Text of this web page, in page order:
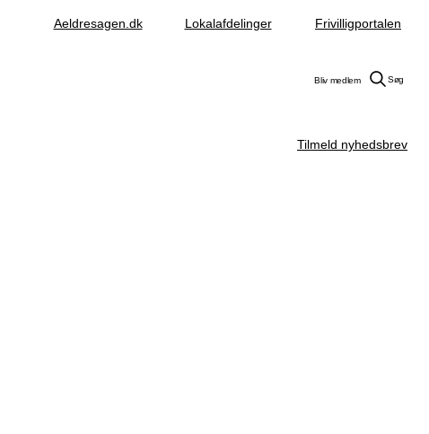
Aeldresagen.dk Lokalafdelinger Frivilligportalen
Bliv medlem Søg
Tilmeld nyhedsbrev